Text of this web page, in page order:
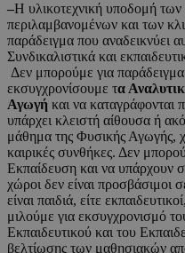
–Η υλικοτεχνική υποδομή
περιλαμβανομένων και των
παράδειγμα που αναδεικνύει
Συνδικαλιστικά και
Δεν μπορούμε για
εκσυγχρονίσουμε τα
Αγωγή και να καταγράφονται
υπάρχει κλειστή αίθουσα ή
μάθημα της Φυσικής Αγωγής,
καιρικές συνθήκες. Δεν
Εκπαίδευση και να υπάρχουν
χώροι δεν είναι προσβάσιμοι
είναι παιδιά, είτε
μιλούμε για εκσυγχρονισμό
Εκπαιδευτικού και του
βελτίωσης των μαθησιακών